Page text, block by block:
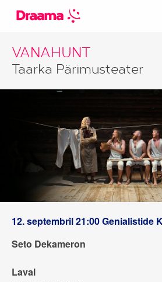
VANAHUNT
Taarka Pärimusteater
12. septembril 21:00Genialistide
Seto Dekameron
Laval